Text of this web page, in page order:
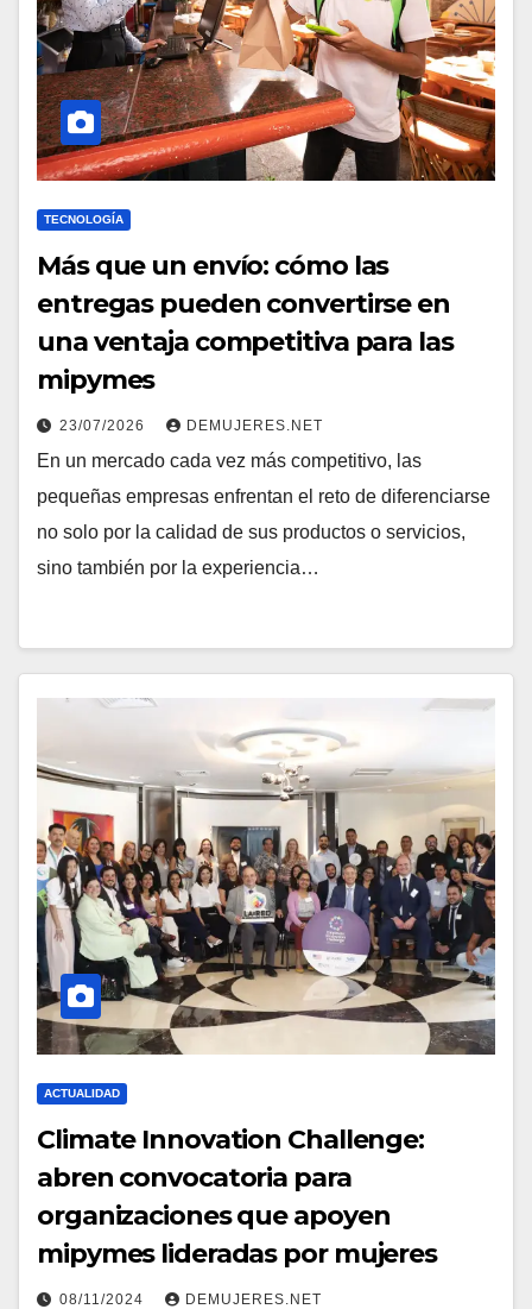
TECNOLOGÍA
Más que un envío: cómo las
entregas pueden convertirse en
una ventaja competitiva para las
mipymes
23/07/2026 DEMUJERES.NET
En un mercado cada vez más competitivo, las
pequeñas empresas enfrentan el reto de diferenciarse
no solo por la calidad de sus productos o servicios,
sino también por la experiencia…
ACTUALIDAD
Climate Innovation Challenge:
abren convocatoria para
organizaciones que apoyen
mipymes lideradas por mujeres
08/11/2024 DEMUJERES.NET